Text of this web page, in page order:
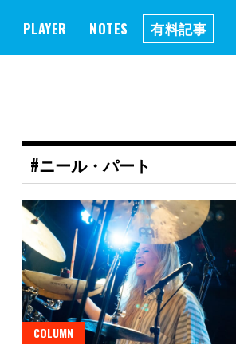
PLAYER NOTES 有料記事
#ニール・パート
COLUMN